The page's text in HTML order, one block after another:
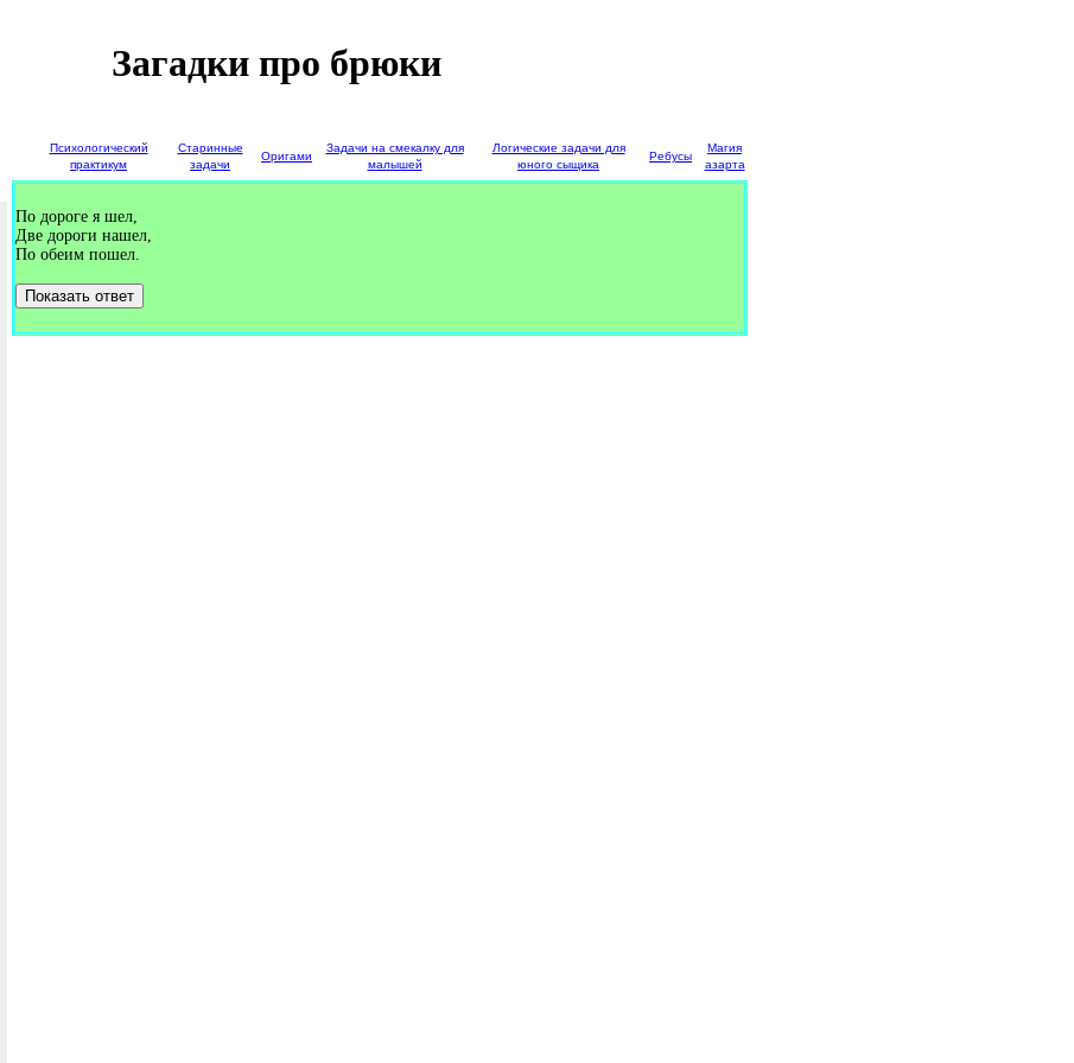
Загадки про брюки
Психологический
практикум
Старинные
задачи
Оригами
Задачи на смекалку для
малышей
Логические задачи для
юного сыщика
Ребусы
Магия
азарта
По дороге я шел,
Две дороги нашел,
По обеим пошел.
Показать ответ